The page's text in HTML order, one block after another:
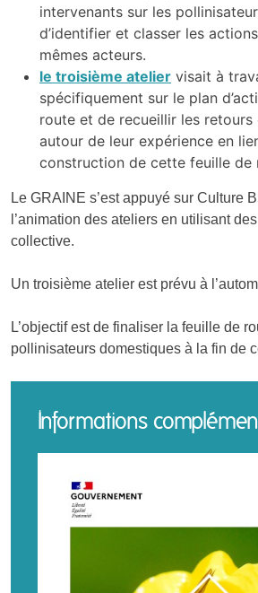
intervenants sur les
d’identifier et classer les
mêmes acteurs.
le troisième atelier visait à
spécifiquement sur le plan
route et de recueillir les retours
autour de leur expérience en
construction de cette feuille de
Le GRAINE s’est appuyé sur Culture
l’animation des ateliers en utilisant
collective.
Un troisième atelier est prévu à
L’objectif est de finaliser la feuille de
pollinisateurs domestiques à la fin de
Informations